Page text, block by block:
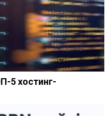
5 хостинг-